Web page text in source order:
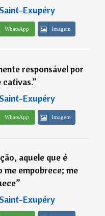
Exupéry
WhatsApp Imagem
responsável por
cativas.”
Exupéry
WhatsApp Imagem
aquele que é
me empobrece; me
”
Exupéry